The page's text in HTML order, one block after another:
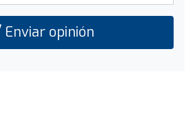
Enviar opinión